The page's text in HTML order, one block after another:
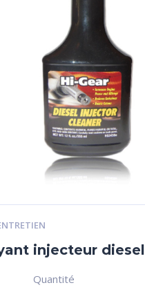
injecteur diesel
Quantité